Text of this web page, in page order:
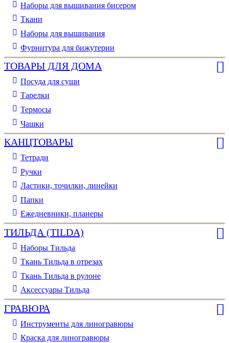
Наборы для вышивания бисером
Ткани
Наборы для вышивания
Фурнитура для бижутерии
ТОВАРЫ ДЛЯ ДОМА
Посуда для суши
Тарелки
Термосы
Чашки
КАНЦТОВАРЫ
Тетради
Ручки
Ластики, точилки, линейки
Папки
Ежедневники, планеры
ТИЛЬДА (TILDA)
Наборы Тильда
Ткань Тильда в отрезах
Ткань Тильда в рулоне
Аксессуары Тильда
ГРАВЮРА
Инструменты для линогравюры
Краска для линогравюры